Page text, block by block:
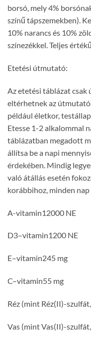
borsó, mely 4%
színű tápszemekben).
10% narancs és 10%
színezékkel. Teljes
Etetési útmutató:
Az etetési táblázat csak
eltérhetnek az
például életkor,
Etesse 1-2 alkalommal
táblázatban megadott
állítsa be a napi
érdekében. Mindig
való átállás esetén
korábbihoz, minden
A-vitamin12000 NE
D3–vitamin1200 NE
E–vitamin245 mg
C–vitamin55 mg
Réz (mint Réz(II)-
Vas (mint Vas(II)-